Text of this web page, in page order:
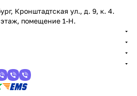
Кронштадтская ул., д. 9, к. 4.
помещение 1-Н.